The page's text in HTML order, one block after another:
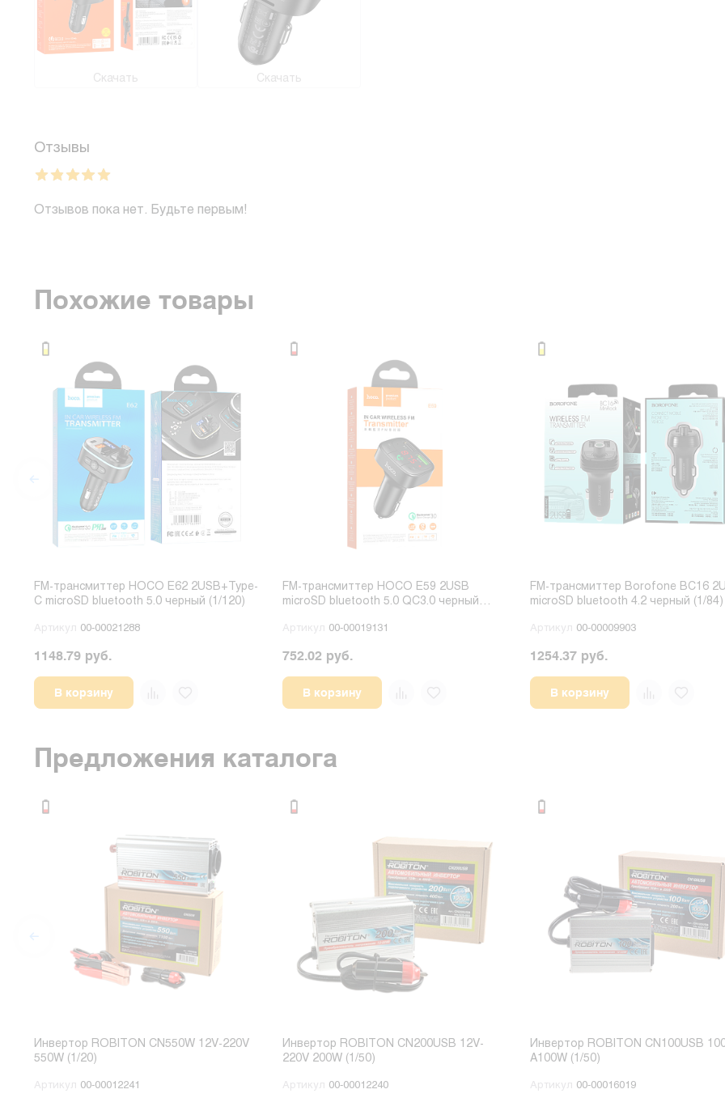
Скачать Скачать
Отзывы
Отзывов пока нет. Будьте первым!
Похожие товары
FM-трансмиттер HOCO E62 2USB+Type-
C microSD bluetooth 5.0 черный (1/120)
Артикул 00-00021288
1148.79 руб.
В корзину
FM-трансмиттер HOCO E59 2USB
microSD bluetooth 5.0 QC3.0 черный
Артикул 00-00019131
752.02 руб.
В корзину
FM-трансмиттер Borofone BC16
microSD bluetooth 4.2 черный (1/84)
Артикул 00-00009903
1254.37 руб.
В корзину
Предложения каталога
Инвертор ROBITON CN550W 12V-220V
550W (1/20)
Артикул 00-00012241
Инвертор ROBITON CN200USB 12V-
220V 200W (1/50)
Артикул 00-00012240
Инвертор ROBITON CN100USB
A100W (1/50)
Артикул 00-00016019